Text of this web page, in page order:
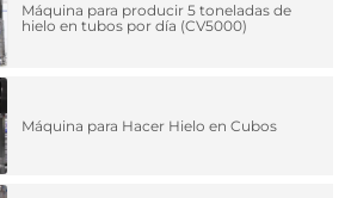
Máquina para producir 5 toneladas de
hielo en tubos por día (CV5000)
Máquina para Hacer Hielo en Cubos